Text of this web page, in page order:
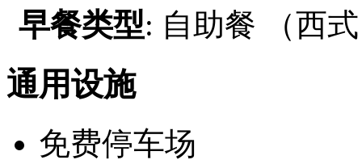
早餐类型: 自助餐 （西
通用设施
免费停车场